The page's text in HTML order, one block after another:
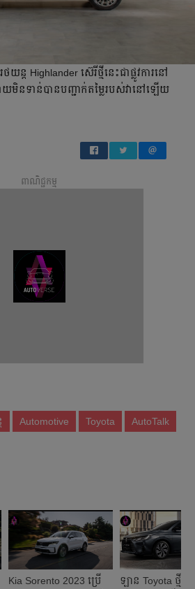
ន្ត​ Highlander ស៊េរីថ្មីនេះជាផ្លូវការ​នៅ
មិនទាន់​បាន​បញ្ជាក់តម្លៃរបស់​វានៅឡើយ
ពាណិជ្ជកម្ម
Automotive Toyota AutoTalk
Kia Sorento 2023 ប្រើ
ឡាន Toyota ថ្មីស៊េ